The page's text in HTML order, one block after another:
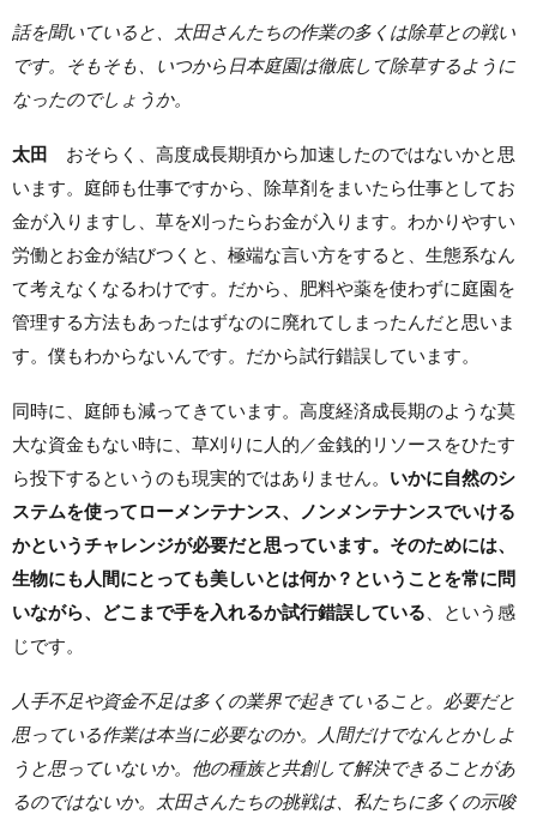
話を聞いていると、太田さんたちの作業の多くは除草との戦い
です。そもそも、いつから日本庭園は徹底して除草するように
なったのでしょうか。
太田
おそらく、高度成長期頃から加速したのではないかと思
います。庭師も仕事ですから、除草剤をまいたら仕事としてお
金が入りますし、草を刈ったらお金が入ります。わかりやすい
労働とお金が結びつくと、極端な言い方をすると、生態系なん
て考えなくなるわけです。だから、肥料や薬を使わずに庭園を
管理する方法もあったはずなのに廃れてしまったんだと思いま
す。僕もわからないんです。だから試行錯誤しています。
同時に、庭師も減ってきています。高度経済成長期のような莫
大な資金もない時に、草刈りに人的／金銭的リソースをひたす
ら投下するというのも現実的ではありません。 いかに自然のシ
ステムを使ってローメンテナンス、ノンメンテナンスでいける
かというチャレンジが必要だと思っています。そのためには、
生物にも人間にとっても美しいとは何か？ということを常に問
いながら、どこまで手を入れるか試行錯誤している 、という感
じです。
人手不足や資金不足は多くの業界で起きていること。必要だと
思っている作業は本当に必要なのか。人間だけでなんとかしよ
うと思っていないか。他の種族と共創して解決できることがあ
るのではないか。太田さんたちの挑戦は、私たちに多くの示唆